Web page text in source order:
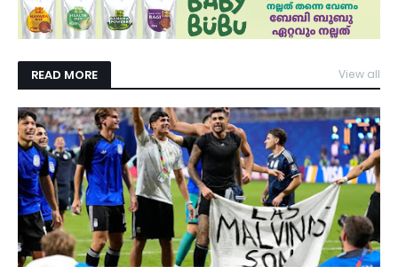
READ MORE View all